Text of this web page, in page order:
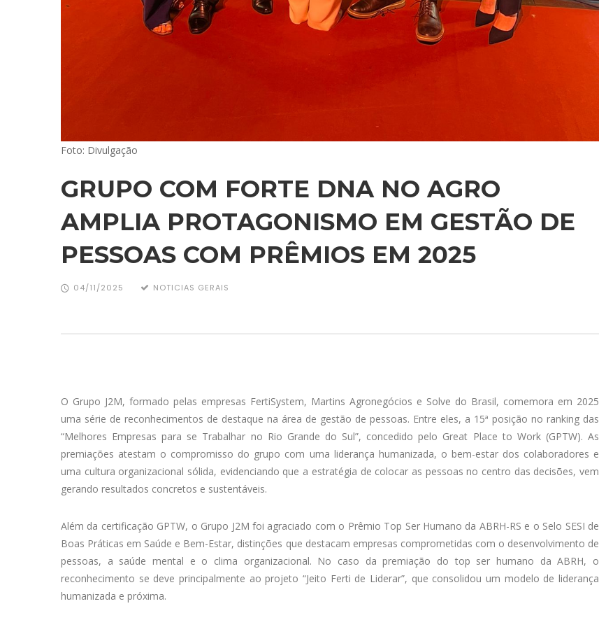
Foto: Divulgação
GRUPO COM FORTE DNA NO AGRO
AMPLIA PROTAGONISMO EM GESTÃO DE
PESSOAS COM PRÊMIOS EM 2025
04/11/2025 NOTICIAS GERAIS
O Grupo J2M, formado pelas empresas FertiSystem, Martins Agronegócios e Solve do Brasil, comemora em 2025
uma série de reconhecimentos de destaque na área de gestão de pessoas. Entre eles, a 15ª posição no ranking das
“Melhores Empresas para se Trabalhar no Rio Grande do Sul”, concedido pelo Great Place to Work (GPTW). As
premiações atestam o compromisso do grupo com uma liderança humanizada, o bem-estar dos colaboradores e
uma cultura organizacional sólida, evidenciando que a estratégia de colocar as pessoas no centro das decisões, vem
gerando resultados concretos e sustentáveis.
Além da certificação GPTW, o Grupo J2M foi agraciado com o Prêmio Top Ser Humano da ABRH-RS e o Selo SESI de
Boas Práticas em Saúde e Bem-Estar, distinções que destacam empresas comprometidas com o desenvolvimento de
pessoas, a saúde mental e o clima organizacional. No caso da premiação do top ser humano da ABRH, o
reconhecimento se deve principalmente ao projeto “Jeito Ferti de Liderar”, que consolidou um modelo de liderança
humanizada e próxima.